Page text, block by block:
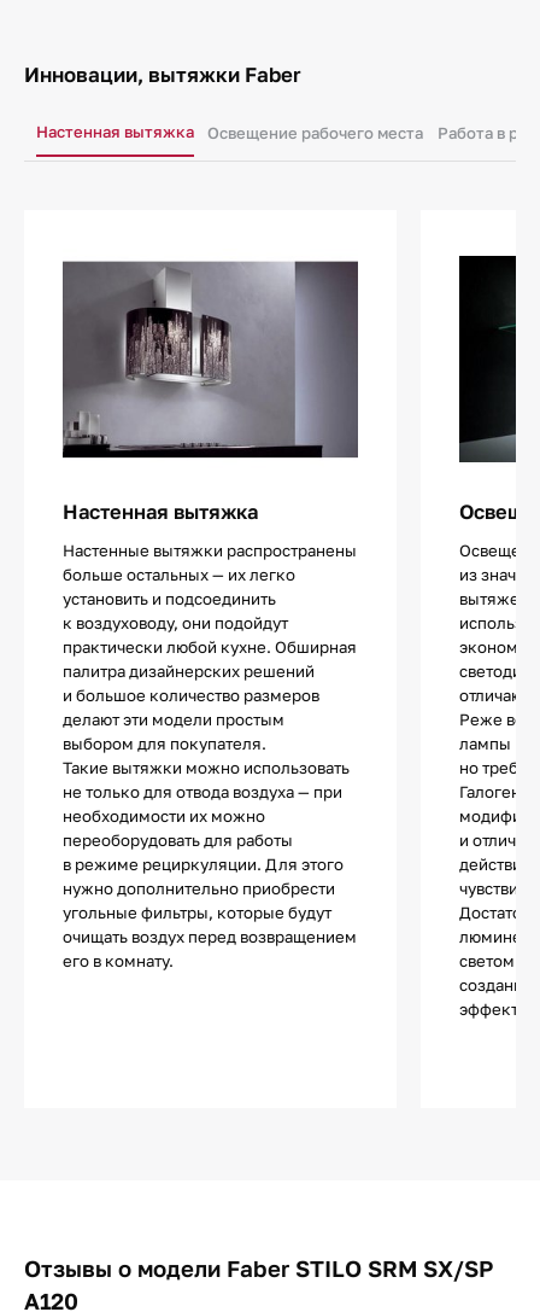
Инновации, вытяжки Faber
Настенная вытяжка Освещение рабочего места Работа в
Настенная вытяжка
Настенные вытяжки распространены
больше остальных — их легко
установить и подсоединить
к воздуховоду, они подойдут
практически любой кухне. Обширная
палитра дизайнерских решений
и большое количество размеров
делают эти модели простым
выбором для покупателя.
Такие вытяжки можно использовать
не только для отвода воздуха — при
необходимости их можно
переоборудовать для работы
в режиме рециркуляции. Для этого
нужно дополнительно приобрести
угольные фильтры, которые будут
очищать воздух перед возвращением
его в комнату.
из
вытяжек.
Реже
лампы
но
и
светом и
создания
Отзывы о модели Faber STILO SRM SX/SP
A120